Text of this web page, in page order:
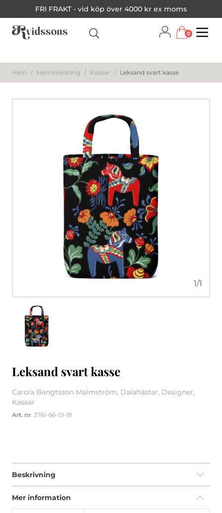
FRI FRAKT - vid köp över 4000 kr ex moms
0
Hem / Heminredning / Kassar / Leksand svart kasse
1/1
Leksand svart kasse
Carola Bengtsson Malmström, Dalahästar, Designer,
Kassar
Art. nr: 3761-66-01-91
Beskrivning
Mer information